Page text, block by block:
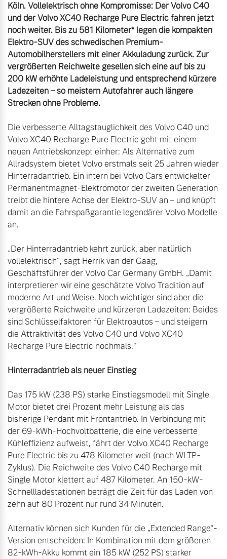
Köln. Vollelektrisch ohne Kompromisse: Der Volvo C40
und der Volvo XC40 Recharge Pure Electric fahren jetzt
noch weiter. Bis zu 581 Kilometer* legen die kompakten
Elektro-SUV des schwedischen Premium-
Automobilherstellers mit einer Akkuladung zurück. Zur
vergrößerten Reichweite gesellen sich eine auf bis zu
200 kW erhöhte Ladeleistung und entsprechend kürzere
Ladezeiten – so meistern Autofahrer auch längere
Strecken ohne Probleme.
Die verbesserte Alltagstauglichkeit des Volvo C40 und
Volvo XC40 Recharge Pure Electric geht mit einem
neuen Antriebskonzept einher: Als Alternative zum
Allradsystem bietet Volvo erstmals seit 25 Jahren wieder
Hinterradantrieb. Ein intern bei Volvo Cars entwickelter
Permanentmagnet-Elektromotor der zweiten Generation
treibt die hintere Achse der Elektro-SUV an – und knüpft
damit an die Fahrspaßgarantie legendärer Volvo Modelle
an.
„Der Hinterradantrieb kehrt zurück, aber natürlich
vollelektrisch“, sagt Herrik van der Gaag,
Geschäftsführer der Volvo Car Germany GmbH. „Damit
interpretieren wir eine geschätzte Volvo Tradition auf
moderne Art und Weise. Noch wichtiger sind aber die
vergrößerte Reichweite und kürzeren Ladezeiten: Beides
sind Schlüsselfaktoren für Elektroautos – und steigern
die Attraktivität des Volvo C40 und Volvo XC40
Recharge Pure Electric nochmals.“
Hinterradantrieb als neuer Einstieg
Das 175 kW (238 PS) starke Einstiegsmodell mit Single
Motor bietet drei Prozent mehr Leistung als das
bisherige Pendant mit Frontantrieb. In Verbindung mit
der 69-kWh-Hochvoltbatterie, die eine verbesserte
Kühleffizienz aufweist, fährt der Volvo XC40 Recharge
Pure Electric bis zu 478 Kilometer weit (nach WLTP-
Zyklus). Die Reichweite des Volvo C40 Recharge mit
Single Motor klettert auf 487 Kilometer. An 150-kW-
Schnellladestationen beträgt die Zeit für das Laden von
zehn auf 80 Prozent nur rund 34 Minuten.
Alternativ können sich Kunden für die „Extended Range“-
Version entscheiden: In Kombination mit dem größeren
82-kWh-Akku kommt ein 185 kW (252 PS) starker